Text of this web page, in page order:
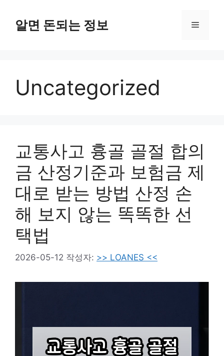
알면 돈되는 정보 메
Uncategorized
교통사고 흉골 골절 합의
금 산정기준과 보험금 제
대로 받는 방법 산정 손
해 보지 않는 똑똑한 선
택법
2026-05-12 작성자: >> LOANES <<